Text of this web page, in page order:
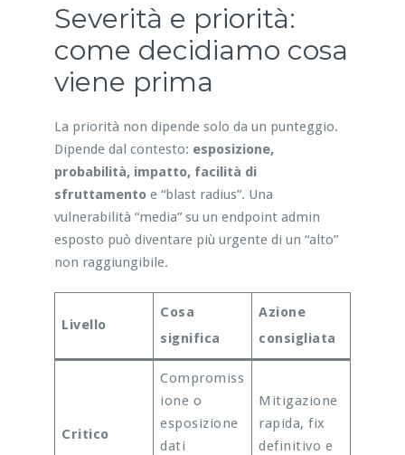
Severità e priorità:
come decidiamo cosa
viene prima
La priorità non dipende solo da un punteggio.
Dipende dal contesto: esposizione,
probabilità, impatto, facilità di
sfruttamentoe “blast radius”. Una
vulnerabilità “media” su un endpoint admin
esposto può diventare più urgente di un “alto”
non raggiungibile.
Livello
Cosa
significa
Azione
consigliata
Critico
Compromiss
ione o
esposizione
dati
Mitigazione
rapida, fix
definitivo e